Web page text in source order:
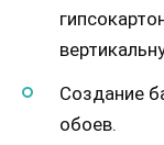
Создание
обоев.